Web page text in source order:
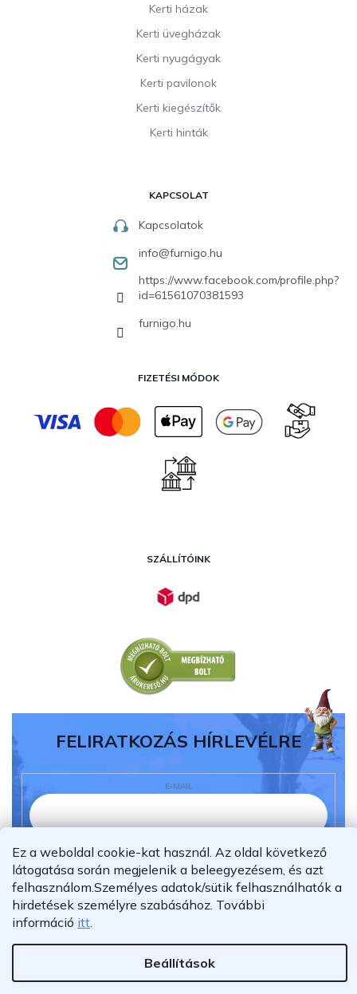
Ez a weboldal cookie-kat használ. Az oldal következő
látogatása során megjelenik a beleegyezésem, és azt
felhasználom.Személyes adatok/sütik felhasználhatók a
hirdetések személyre szabásához. További
információ itt.
Beállítások
Kerti házak
Kerti üvegházak
Kerti nyugágyak
Kerti pavilonok
Kerti kiegészítők
Kerti hinták
KAPCSOLAT
Kapcsolatok
info@furnigo.hu
https://www.facebook.com/profile.php?
id=61561070381593
furnigo.hu
FIZETÉSI MÓDOK
SZÁLLÍTÓINK
FELIRATKOZÁS HÍRLEVÉLRE
E-MAIL
Elolvastam és megértettem azadatvédelmi
nyilatkozatot.
Feliratkozás
Shoptet Premium készítette